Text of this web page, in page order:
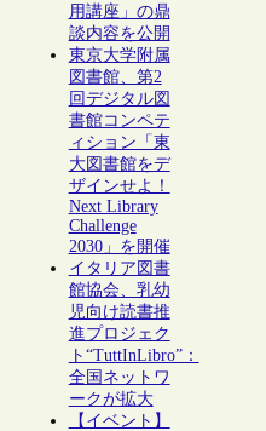
用講座」の鼎
談内容を公開
東京大学附属
図書館、第2
回デジタル図
書館コンペテ
ィション「東
大図書館をデ
ザインせよ！
Next Library
Challenge
2030」を開催
イタリア図書
館協会、乳幼
児向け読書推
進プロジェク
ト“TuttInLibro”：
全国ネットワ
ークが拡大
【イベント】